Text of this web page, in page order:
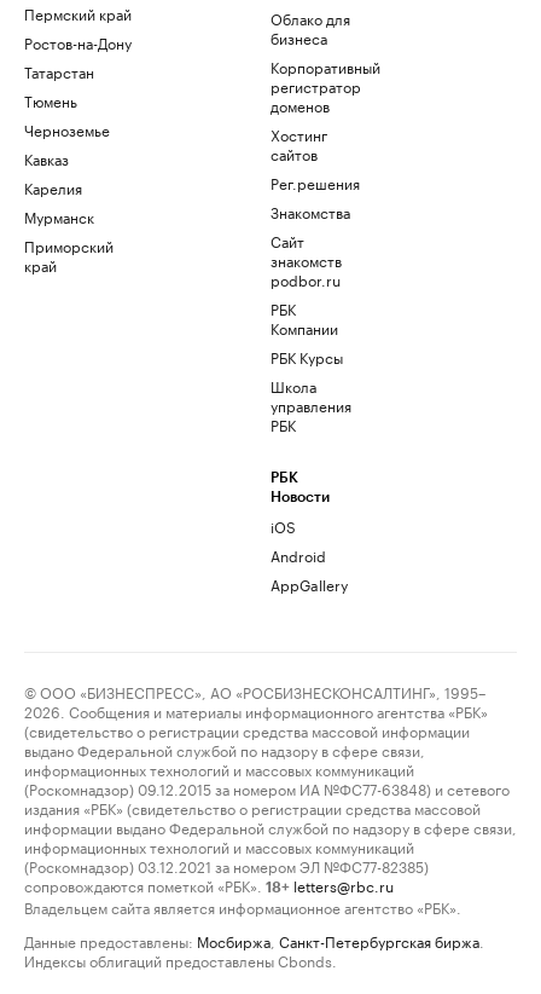
Пермский край
Ростов-на-Дону
Татарстан
Тюмень
Черноземье
Кавказ
Карелия
Мурманск
Приморский
край
Облако для
бизнеса
Корпоративный
регистратор
доменов
Хостинг
сайтов
Рег.решения
Знакомства
Сайт
знакомств
podbor.ru
РБК
Компании
РБК Курсы
Школа
управления
РБК
РБК
Новости
iOS
Android
AppGallery
© ООО «БИЗНЕСПРЕСС», АО «РОСБИЗНЕСКОНСАЛТИНГ», 1995–
2026. Сообщения и материалы информационного агентства «РБК»
(свидетельство о регистрации средства массовой информации
выдано Федеральной службой по надзору в сфере связи,
информационных технологий и массовых коммуникаций
(Роскомнадзор) 09.12.2015 за номером ИА №ФС77-63848) и сетевого
издания «РБК» (свидетельство о регистрации средства массовой
информации выдано Федеральной службой по надзору в сфере связи,
информационных технологий и массовых коммуникаций
(Роскомнадзор) 03.12.2021 за номером ЭЛ №ФС77-82385)
сопровождаются пометкой «РБК».
18+ letters@rbc.ru
Владельцем сайта является информационное агентство «РБК».
Данные предоставлены: Мосбиржа Санкт-Петербургская биржа
Индексы облигаций предоставлены Cbonds.